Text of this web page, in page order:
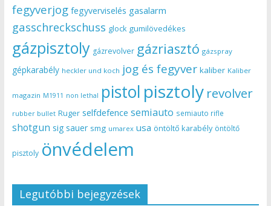
fegyverjog fegyverviselés gasalarm
gasschreckschuss glock gumilövedékes
gázpisztoly gázrevolver gázriasztó gázspray
gépkarabély heckler und koch jog és fegyver kaliber Kaliber
magazin M1911 non lethal pistol pisztoly revolver
rubber bullet Ruger selfdefence semiauto semiauto rifle
shotgun sig sauer smg umarex usa öntöltő karabély öntöltő
pisztoly önvédelem
Legutóbbi bejegyzések